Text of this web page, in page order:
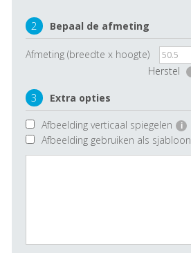
2 Bepaal de afmeting
Afmeting (breedte x hoogte)
Herstel
3 Extra opties
Afbeelding verticaal spiegelen i
Afbeelding gebruiken als sjabloon